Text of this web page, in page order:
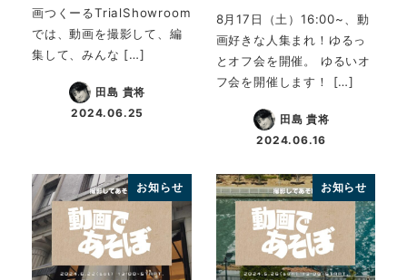
画つくーるTrialShowroom
では、動画を撮影して、編
集して、みんな […]
田島 貴将
投稿日
2024.06.25
8月17日（土）16:00~、動
画好きな人集まれ！ゆるっ
とオフ会を開催。 ゆるいオ
フ会を開催します！ […]
田島 貴将
投稿日
2024.06.16
お知らせ お知らせ